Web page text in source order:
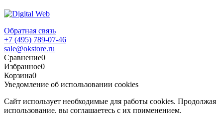
Обратная связь
+7 (495) 789-07-46
sale@okstore.ru
Сравнение0
Избранное0
Корзина0
Уведомление об использовании cookies
Сайт использует необходимые для работы cookies. Продолжая
использование, вы соглашаетесь с их применением.